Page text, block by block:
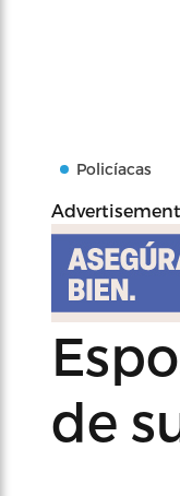
Policíacas
de